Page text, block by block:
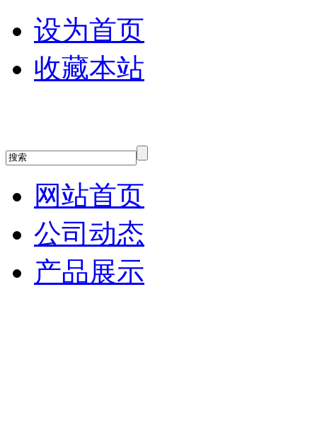
设为首页
收藏本站
网站首页
公司动态
产品展示